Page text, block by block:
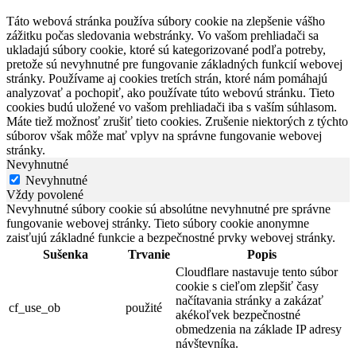
Táto webová stránka používa súbory cookie na zlepšenie vášho
zážitku počas sledovania webstránky. Vo vašom prehliadači sa
ukladajú súbory cookie, ktoré sú kategorizované podľa potreby,
pretože sú nevyhnutné pre fungovanie základných funkcií webovej
stránky. Používame aj cookies tretích strán, ktoré nám pomáhajú
analyzovať a pochopiť, ako používate túto webovú stránku. Tieto
cookies budú uložené vo vašom prehliadači iba s vaším súhlasom.
Máte tiež možnosť zrušiť tieto cookies. Zrušenie niektorých z týchto
súborov však môže mať vplyv na správne fungovanie webovej
stránky.
Nevyhnutné
Nevyhnutné
Vždy povolené
Nevyhnutné súbory cookie sú absolútne nevyhnutné pre správne
fungovanie webovej stránky. Tieto súbory cookie anonymne
zaisťujú základné funkcie a bezpečnostné prvky webovej stránky.
Sušenka
Trvanie Popis
cf_use_ob použité
Cloudflare nastavuje tento súbor
cookie s cieľom zlepšiť časy
načítavania stránky a zakázať
akékoľvek bezpečnostné
obmedzenia na základe IP adresy
návštevníka.